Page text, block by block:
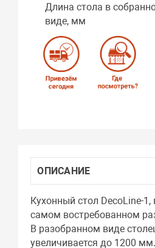
Длина стола в
виде, мм
ОПИСАНИЕ
Кухонный стол DecoLine-
самом востребованном
В разобранном виде
увеличивается до 1200